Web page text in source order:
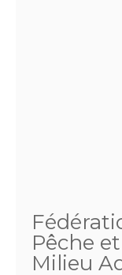
Pêche
Milieu